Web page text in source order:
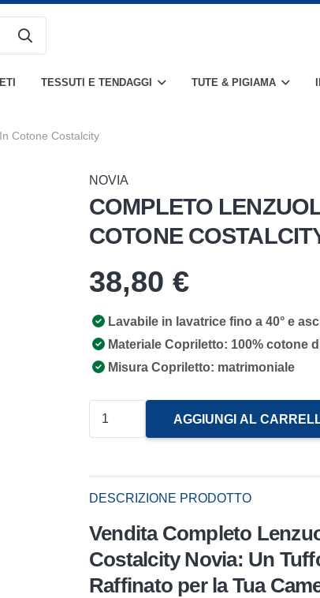
TESSUTI E TENDAGGI TUTE & PIGIAMA
Cotone Costalcity
NOVIA
COMPLETO
COTONE
38,80 €
Lavabile in lavatrice fino a 40° e
Materiale Copriletto: 100% cotone
Misura Copriletto: matrimoniale
Completo
Lenzuola
Cotone
Costalcity
quantità
AGGIUNGI AL
DESCRIZIONE PRODOTTO
Vendita Completo
Costalcity Novia: Un
Raffinato per la Tua